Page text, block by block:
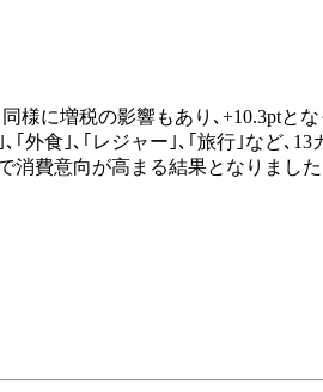
様に増税の影響もあり､+10.3ptと
食｣､｢レジャー｣､｢旅行｣など､13
消費意向が高まる結果となりました